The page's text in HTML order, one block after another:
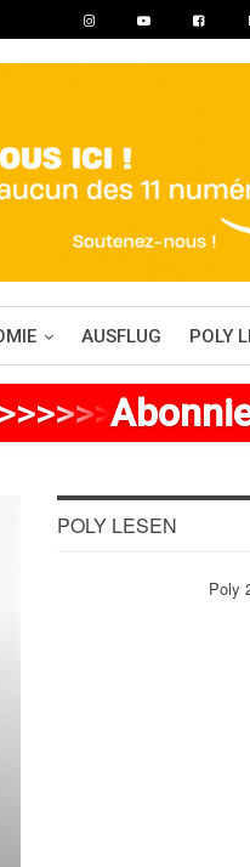
AUSFLUG POLY
>>>>>>>>>>>>
POLY LESEN
Poly